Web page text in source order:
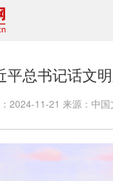
资讯联播
文明实践
文明影音
平总书记话文
2024-11-21 来源： 中国